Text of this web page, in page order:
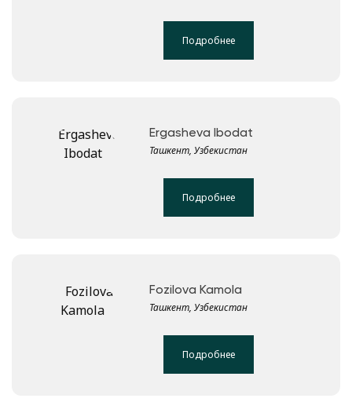
Подробнее
Ergasheva Ibodat
Ташкент, Узбекистан
Подробнее
Fozilova Kamola
Ташкент, Узбекистан
Подробнее